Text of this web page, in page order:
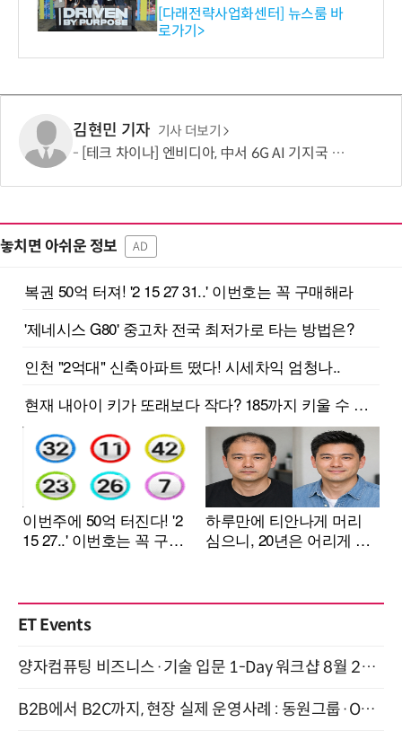
와의 비즈니스 미팅 지원…K
-바이오 해외 진출 교두보 확
보
[다래전략사업화센터] 뉴스룸 바
로가기>
김현민 기자 기사 더보기
[테크 차이나] 엔비디아, 中서 6G AI 기지국 파트너 물색…'엣지 AI' 시대 겨냥한 공급망 구축 본격화
놓치면 아쉬운 정보 AD
ET Events
양자컴퓨팅 비즈니스·기술 입문 1-Day 워크샵 8월 28일 개최
B2B에서 B2C까지, 현장 실제 운영사례 : 동원그룹·OCI·다이닝브랜즈그룹·당근 (8/27)